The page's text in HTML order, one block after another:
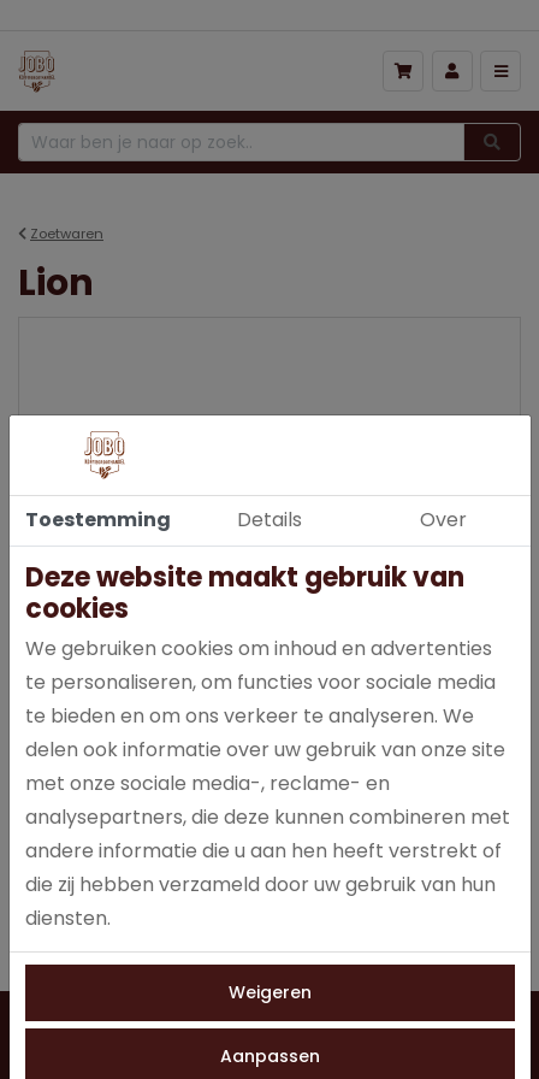
Zoetwaren
Lion
LION onthult jouw wilde kant en doet je brullen van plezier.
Nothing beats a LION!
Specificaties
Artikelnummer 1044
Toestemming Details Over
Deze website maakt gebruik van
cookies
We gebruiken cookies om inhoud en advertenties
te personaliseren, om functies voor sociale media
te bieden en om ons verkeer te analyseren. We
delen ook informatie over uw gebruik van onze site
met onze sociale media-, reclame- en
analysepartners, die deze kunnen combineren met
andere informatie die u aan hen heeft verstrekt of
die zij hebben verzameld door uw gebruik van hun
diensten.
Weigeren
Aanpassen